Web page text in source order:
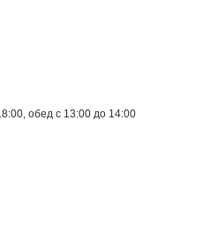
обед с 13:00 до 14:00